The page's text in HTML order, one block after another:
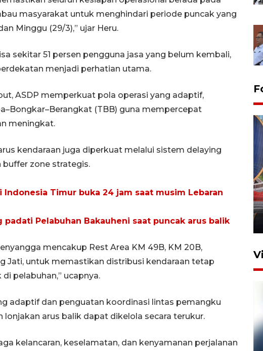
masyarakat untuk menghindari periode puncak yang
Minggu (29/3),” ujar Heru.
sekitar 51 persen pengguna jasa yang belum kembali,
menjadi perhatian utama.
ASDP memperkuat pola operasi yang adaptif,
(TBB) guna mempercepat
meningkat.
kendaraan juga diperkuat melalui sistem delaying
buffer zone strategis.
Indonesia Timur buka 24 jam saat musim Lebaran
padati Pelabuhan Bakauheni saat puncak arus balik
mencakup Rest Area KM 49B, KM 20B,
Jati, untuk memastikan distribusi kendaraan tetap
pelabuhan,” ucapnya.
adaptif dan penguatan koordinasi lintas pemangku
lonjakan arus balik dapat dikelola secara terukur.
kelancaran, keselamatan, dan kenyamanan perjalanan
perlintasan sebidang di
12 Juni 2026 18:49